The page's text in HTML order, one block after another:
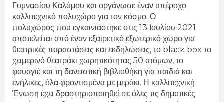
Γυμνασίου Καλάμου και οργάνωσε έναν υπέροχο
καλλιτεχνικό πολυχώρο για τον κόσμο. Ο
πολυχώρος που εγκαινιάστηκε στις 13 Ιουλίου 2021
αποτελείται από έναν εξαιρετικό εξωτερικό χώρο για
θεατρικές παραστάσεις και εκδηλώσεις, το black box το
χειμερινό θεατράκι χωρητικότητας 50 ατόμων, το
φουαγιέ και τη δανειστική βιβλιοθήκη για παιδιά και
ενήλικες, όλα φροντισμένα με μεράκι. Η καλλιτεχνική
Ένωση έχει δραστηριοποιηθεί σε όλες τις δημοτικές